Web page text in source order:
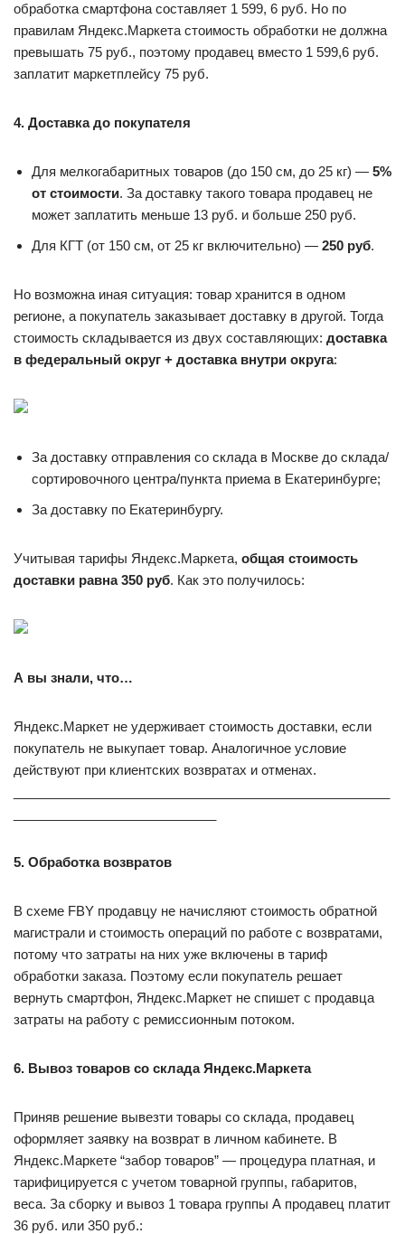
обработка смартфона составляет 1 599, 6 руб. Но по
правилам Яндекс.Маркета стоимость обработки не должна
превышать 75 руб., поэтому продавец вместо 1 599,6 руб.
заплатит маркетплейсу 75 руб.
4. Доставка до покупателя
Для мелкогабаритных товаров (до 150 см, до 25 кг) — 5%
от стоимости. За доставку такого товара продавец не
может заплатить меньше 13 руб. и больше 250 руб.
Для КГТ (от 150 см, от 25 кг включительно) — 250 руб.
Но возможна иная ситуация: товар хранится в одном
регионе, а покупатель заказывает доставку в другой. Тогда
стоимость складывается из двух составляющих: доставка
в федеральный округ + доставка внутри округа:
За доставку отправления со склада в Москве до склада/
сортировочного центра/пункта приема в Екатеринбурге;
За доставку по Екатеринбургу.
Учитывая тарифы Яндекс.Маркета, общая стоимость
доставки равна 350 руб. Как это получилось:
А вы знали, что…
Яндекс.Маркет не удерживает стоимость доставки, если
покупатель не выкупает товар. Аналогичное условие
действуют при клиентских возвратах и отменах.
5. Обработка возвратов
В схеме FBY продавцу не начисляют стоимость обратной
магистрали и стоимость операций по работе с возвратами,
потому что затраты на них уже включены в тариф
обработки заказа. Поэтому если покупатель решает
вернуть смартфон, Яндекс.Маркет не спишет с продавца
затраты на работу с ремиссионным потоком.
6. Вывоз товаров со склада Яндекс.Маркета
Приняв решение вывезти товары со склада, продавец
оформляет заявку на возврат в личном кабинете. В
Яндекс.Маркете “забор товаров” — процедура платная, и
тарифицируется с учетом товарной группы, габаритов,
веса. За сборку и вывоз 1 товара группы А продавец платит
36 руб. или 350 руб.: